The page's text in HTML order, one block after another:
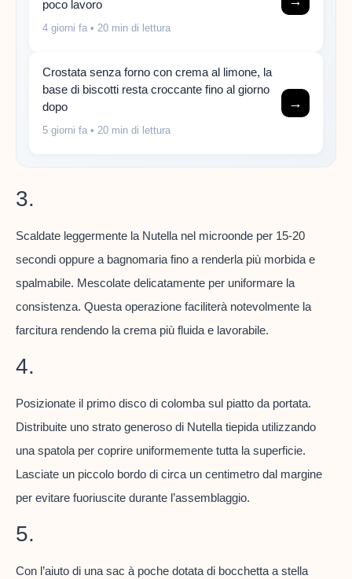
poco lavoro
4 giorni fa • 20 min di lettura
Crostata senza forno con crema al limone, la
base di biscotti resta croccante fino al giorno
dopo
5 giorni fa • 20 min di lettura
→
3.
Scaldate leggermente la Nutella nel microonde per 15-20
secondi oppure a bagnomaria fino a renderla più morbida e
spalmabile. Mescolate delicatamente per uniformare la
consistenza. Questa operazione faciliterà notevolmente la
farcitura rendendo la crema più fluida e lavorabile.
4.
Posizionate il primo disco di colomba sul piatto da portata.
Distribuite uno strato generoso di Nutella tiepida utilizzando
una spatola per coprire uniformemente tutta la superficie.
Lasciate un piccolo bordo di circa un centimetro dal margine
per evitare fuoriuscite durante l’assemblaggio.
5.
Con l’aiuto di una sac à poche dotata di bocchetta a stella